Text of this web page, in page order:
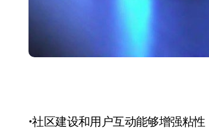
•社区建设和用户互动能够增强粘